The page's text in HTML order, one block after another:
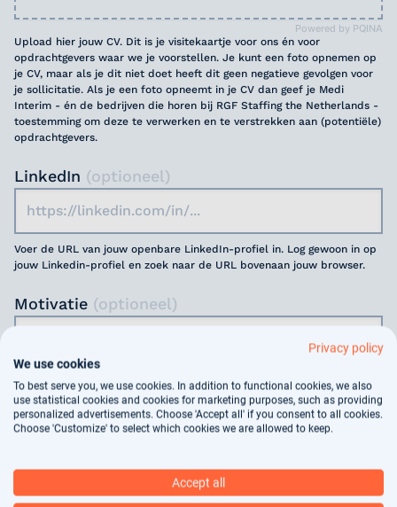
Powered by PQINA
Upload hier jouw CV. Dit is je visitekaartje voor ons én voor
opdrachtgevers waar we je voorstellen. Je kunt een foto opnemen op
je CV, maar als je dit niet doet heeft dit geen negatieve gevolgen voor
je sollicitatie. Als je een foto opneemt in je CV dan geef je Medi
Interim - én de bedrijven die horen bij RGF Staffing the Netherlands -
toestemming om deze te verwerken en te verstrekken aan (potentiële)
opdrachtgevers.
LinkedIn (optioneel)
Voer de URL van jouw openbare LinkedIn-profiel in. Log gewoon in op
jouw Linkedin-profiel en zoek naar de URL bovenaan jouw browser.
Motivatie (optioneel)
Jouw gegevens worden gebruikt voor
wij jouw gegevens verwerken.
Privacy policy
We use cookies
To best serve you, we use cookies. In addition to functional cookies, we also
use statistical cookies and cookies for marketing purposes, such as providing
personalized advertisements. Choose 'Accept all' if you consent to all cookies.
Choose 'Customize' to select which cookies we are allowed to keep.
Accept all